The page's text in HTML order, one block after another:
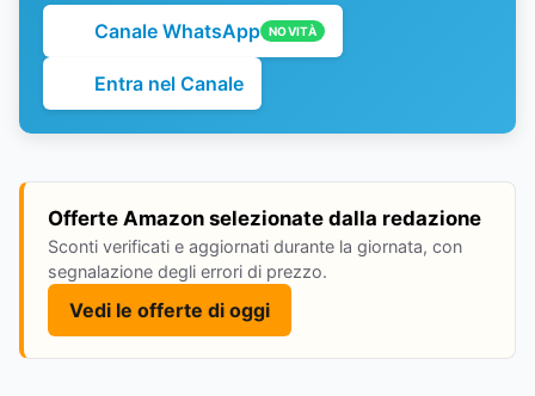
Canale WhatsApp NOVITÀ
Entra nel Canale
Offerte Amazon selezionate dalla redazione
Sconti verificati e aggiornati durante la giornata, con
segnalazione degli errori di prezzo.
Vedi le offerte di oggi